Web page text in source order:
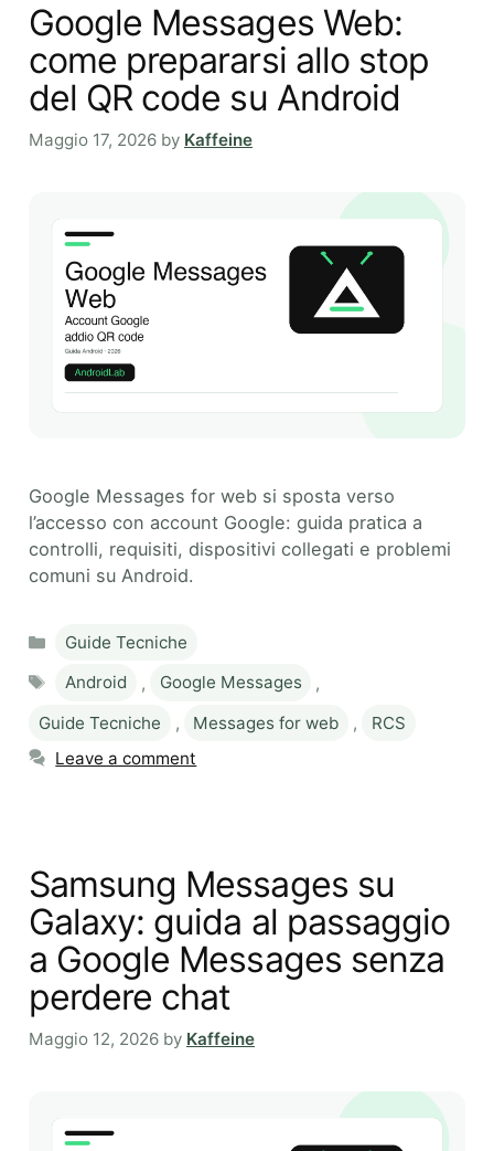
Google Messages Web:
come prepararsi allo stop
del QR code su Android
Maggio 17, 2026 by Kaffeine
Google Messages for web si sposta verso
l’accesso con account Google: guida pratica a
controlli, requisiti, dispositivi collegati e problemi
comuni su Android.
Categories
Guide Tecniche
Tags
Android , Google Messages
,
Guide Tecniche
, Messages for web ,
RCS
Leave a comment
Samsung Messages su
Galaxy: guida al passaggio
a Google Messages senza
perdere chat
Maggio 12, 2026 by Kaffeine